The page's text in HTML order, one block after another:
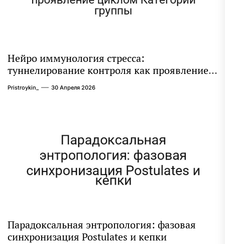
Нейро иммунология стресса:
туннелирование контроля как проявление
циклом Категории группы
Pristroykin_ 30 Апреля 2026
Парадоксальная энтропология: фазовая
синхронизация Postulates и кепки